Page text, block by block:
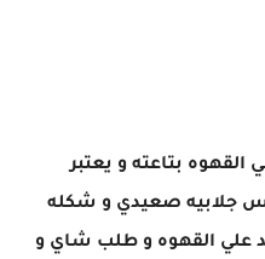
بتاعته و يعتبر
جلابيه صعيدي و شكله
علي القهوه و طلب شاي و